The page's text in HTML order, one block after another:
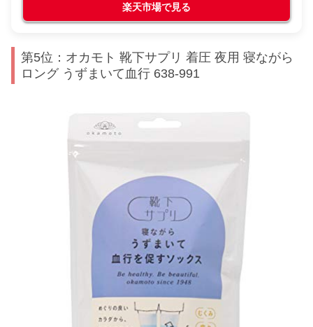
楽天市場で見る
第5位：オカモト 靴下サプリ 着圧 夜用 寝ながら
ロング うずまいて血行 638-991